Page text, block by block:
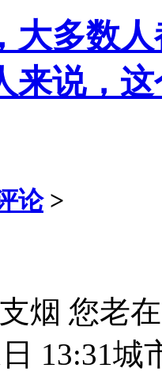
大多数
来说，
论>
烟 您老
13:31城